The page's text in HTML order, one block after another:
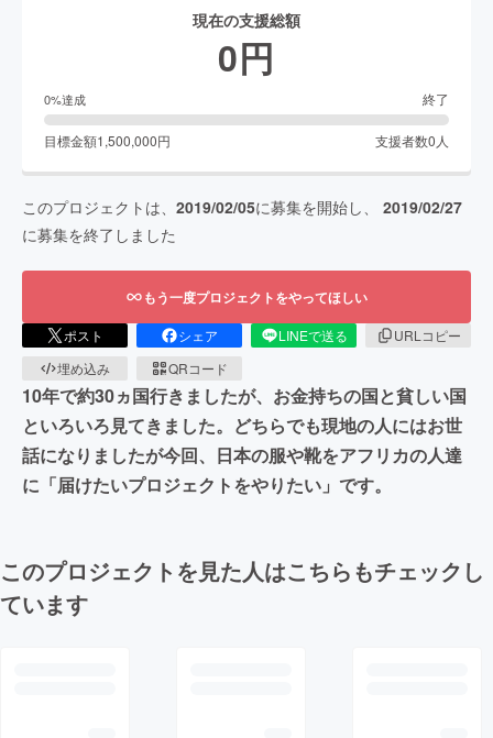
現在の支援総額
0円
0%達成 終了
目標金額1,500,000円 支援者数0 人
このプロジェクトは、 2019/02/05に募集を開始し、 2019/02/27
に募集を終了しました
もう一度プロジェクトをやってほしい
ポスト シェア LINEで送る
URLコピー
埋め込み
QRコード
10年で約30ヵ国行きましたが、お金持ちの国と貧しい国
といろいろ見てきました。どちらでも現地の人にはお世
話になりましたが今回、日本の服や靴をアフリカの人達
に「届けたいプロジェクトをやりたい」です。
このプロジェクトを見た人はこちらもチェックし
ています